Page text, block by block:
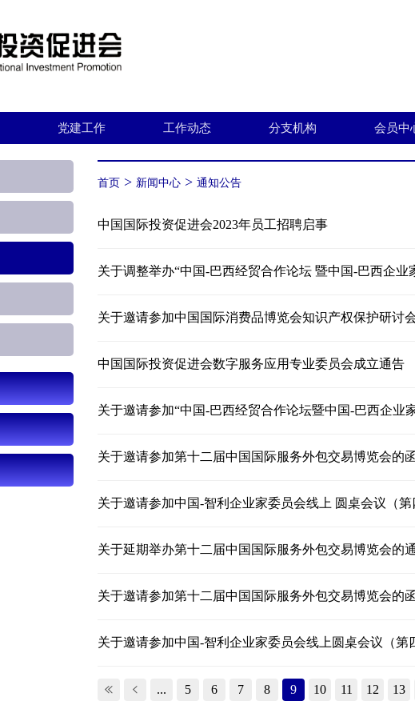
党建工作 工作动态 分支机构 会员中
首页 > 新闻中心 > 通知公告
中国国际投资促进会2023年员工招聘启事
关于调整举办“中国-巴西经贸合作论坛 暨中国-巴西企业
关于邀请参加中国国际消费品博览会知识产权保护研讨
中国国际投资促进会数字服务应用专业委员会成立通告
关于邀请参加“中国-巴西经贸合作论坛暨中国-巴西企业
关于邀请参加第十二届中国国际服务外包交易博览会的
关于邀请参加中国-智利企业家委员会线上 圆桌会议（
关于延期举办第十二届中国国际服务外包交易博览会的
关于邀请参加第十二届中国国际服务外包交易博览会的
关于邀请参加中国-智利企业家委员会线上圆桌会议（第
... 5 6 7 8 9 10 11 12 13